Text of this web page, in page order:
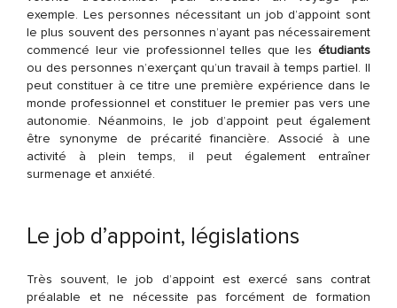
exemple. Les personnes nécessitant un job d’appoint sont
le plus souvent des personnes n’ayant pas nécessairement
commencé leur vie professionnel telles que les étudiants
ou des personnes n’exerçant qu’un travail à temps partiel. Il
peut constituer à ce titre une première expérience dans le
monde professionnel et constituer le premier pas vers une
autonomie. Néanmoins, le job d’appoint peut également
être synonyme de précarité financière. Associé à une
activité à plein temps, il peut également entraîner
surmenage et anxiété.
Le job d’appoint, législations
Très souvent, le job d’appoint est exercé sans contrat
préalable et ne nécessite pas forcément de formation